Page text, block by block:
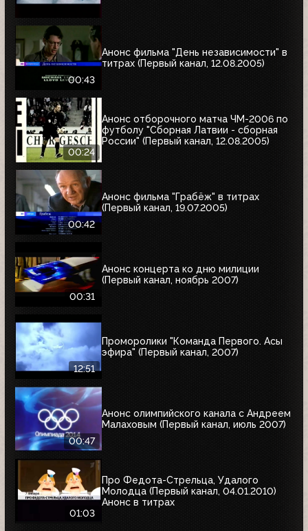
00:43
Анонс фильма "День независимости" в
титрах (Первый канал, 12.08.2005)
00:24
Анонс отборочного матча ЧМ-2006 по
футболу "Сборная Латвии - сборная
России" (Первый канал, 12.08.2005)
00:42
Анонс фильма "Грабёж" в титрах
(Первый канал, 19.07.2005)
00:31
Анонс концерта ко дню милиции
(Первый канал, ноябрь 2007)
12:51
Проморолики "Команда Первого. Асы
эфира" (Первый канал, 2007)
00:47
Анонс олимпийского канала с Андреем
Малаховым (Первый канал, июль 2007)
01:03
Про Федота-Стрельца, Удалого
Молодца (Первый канал, 04.01.2010)
Анонс в титрах